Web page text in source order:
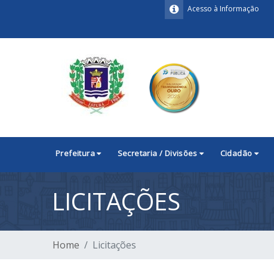
Acesso à Informação
Prefeitura Secretaria / Divisões Cidadão
LICITAÇÕES
Home Licitações